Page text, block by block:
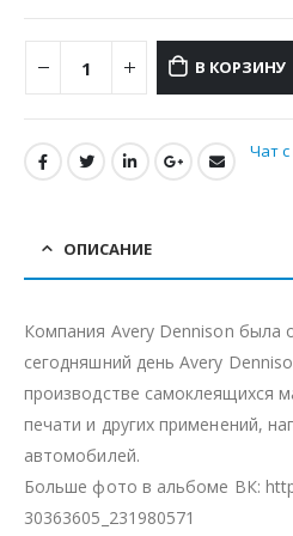
В КОРЗИНУ
Чат
ОПИСАНИЕ
Компания Avery Dennison была
сегодняшний день Avery
производстве самоклеящихся
печати и других применений,
автомобилей.
Больше фото в альбоме ВК:
30363605_231980571